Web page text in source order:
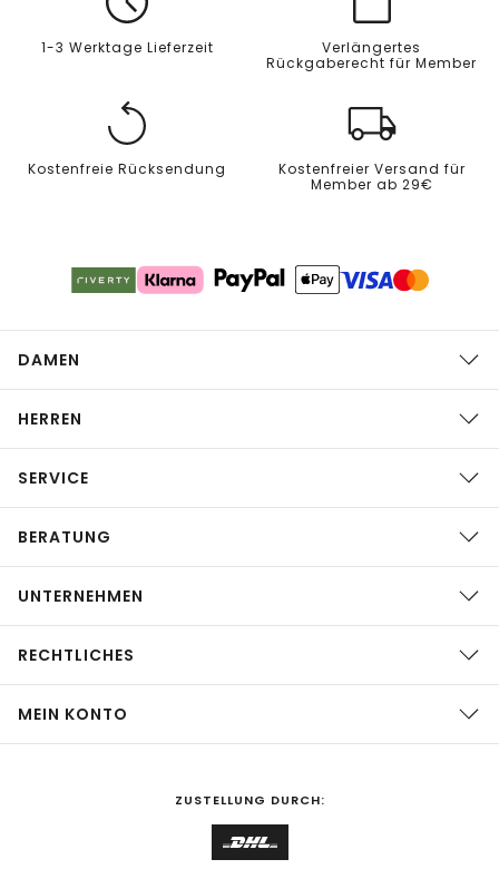
1-3 Werktage Lieferzeit
Verlängertes
Rückgaberecht für Member
Kostenfreie Rücksendung
Kostenfreier Versand für
Member ab 29€
DAMEN
HERREN
SERVICE
BERATUNG
UNTERNEHMEN
RECHTLICHES
MEIN KONTO
ZUSTELLUNG DURCH: